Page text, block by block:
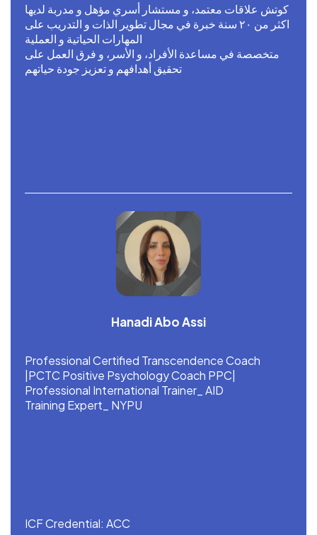
كوتش علاقات معتمد، و مستشار أسري مؤهل و مدربة لديها
اكثر من ٢٠ سنة خبرة في مجال تطوير الذات و التدريب على
المهارات الحياتية و العملية
متخصصة في مساعدة الأفراد، و الأسر، و فرق العمل على
تحقيق أهدافهم و تعزيز جودة حياتهم
Hanadi Abo Assi
Professional Certified Transcendence Coach
|PCTC Positive Psychology Coach PPC|
Professional International Trainer_ AID
Training Expert_ NYPU
ICF Credential: ACC